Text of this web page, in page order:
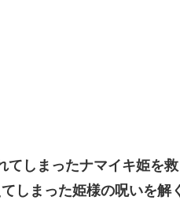
てしまったナマイキ姫を
まった姫様の呪いを解